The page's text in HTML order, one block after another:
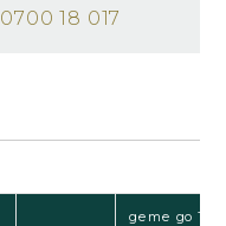
0700 18 017
дете до 12